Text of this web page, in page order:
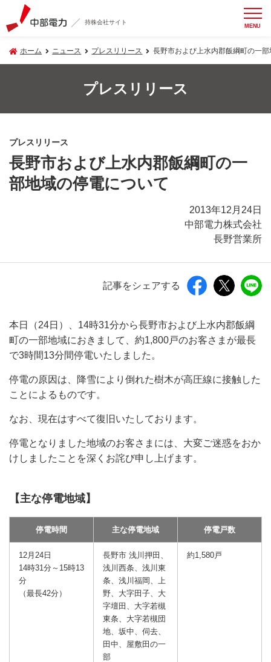
持株会社サイト MENU
ホーム ニュース プレスリリース 長野市および上水内郡飯綱町の一
プレスリリース
プレスリリース
長野市および上水内郡飯綱町の一
部地域の停電について
2013年12月24日
中部電力株式会社
長野営業所
記事をシェアする
本日（24日）、14時31分から長野市および上水内郡飯綱
町の一部地域におきまして、約1,800戸のお客さまが最長
で3時間13分間停電いたしました。
停電の原因は、降雪により倒れた樹木が高圧線に接触した
ことによるものです。
なお、現在はすべて復旧いたしております。
停電となりました地域のお客さまには、大変ご迷惑をおか
けしましたことを深くお詫び申し上げます。
【主な停電地域】
停電時間 主な停電地域 停電戸数
12月24日
14時31分～15時13
分
（最長42分）
長野市 浅川押田、
浅川西条、浅川東
条、浅川福岡、上
野、大字田子、大
字壇田、大字若槻
東条、大字若槻団
地、坂中、伺去、
田中、屋敷田の一
部
約1,580戸